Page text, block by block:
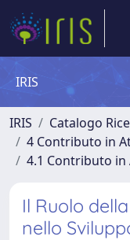
IRIS
IRIS
Catalogo
4 Contributo in
4.1 Contributo
Il Ruolo
nello